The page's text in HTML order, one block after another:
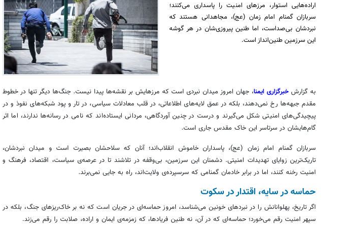
اراده‌هایی استوار، مرزهای امنیت را پاسداری می‌کنند؛
سربازان گمنام امام زمان (عج)، مجاهدانی هستند که
نبردشان بی‌صداست، اما طنین پیروزی‌شان در هر گوشه‌
این سرزمین طنین‌انداز است.
به گزارش خبرگزاری ایمنا، جهان امروز میدان نبردی است که مرزهایش بر نقشه‌ها پیدا نیست. جنگ‌ها دیگر تنها در خطوط
مقدم جبهه‌ها رخ نمی‌دهند، بلکه در عمق لایه‌های اطلاعاتی، در قلب معادلات سیاسی، در تار و پود شبکه‌های نفوذ و در
پیچیدگی‌های امنیتی شکل می‌گیرند و درست در چنین آوردگاهی، مردانی ایستاده‌اند که نامی در رسانه‌ها ندارند، اما اثر
گام‌هایشان در سرتاسر این خاک مقدس جاری است.
سربازان گمنام امام زمان (عج)، پاسداران خاموش انقلاب‌اند؛ آنان که سلاحشان بصیرت است و میدان نبردشان،
تاریک‌ترین زوایای تهدیدات امنیتی. دشمنان این سرزمین، بی‌وقفه در تلاشند تا در عرصه‌ی سیاست، اقتصاد، فرهنگ و
امنیت رخنه کنند، اما در برابر خادمان گمنامی که سرسپرده‌ی ولایت‌اند، راه به جایی نمی‌برند.
حماسه در سایه، اقتدار در سکوت
اگر تاریخ،پهلوانانش را در نبردهای خونین می‌شناسد، امروز حماسه‌ای در جریان است که نه بر خاک‌ریزهای جنگ، بلکه در
سپهر امنیت رقم می‌خورد؛ حماسه‌ای که در آن، نه طنین فریادها، که زمزمه‌ی ایمان و اراده، صلابت را رقم می‌زند.